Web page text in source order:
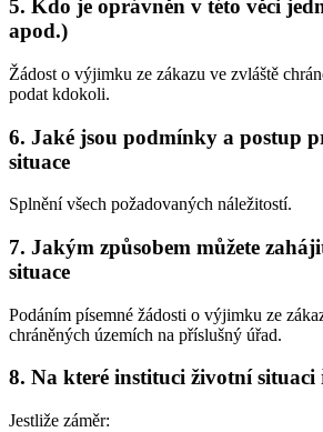
5. Kdo je oprávněn v této věci
apod.)
Žádost o výjimku ze zákazu ve zvláště
podat kdokoli.
6. Jaké jsou podmínky a postup
situace
Splnění všech požadovaných náležitostí.
7. Jakým způsobem můžete
situace
Podáním písemné žádosti o výjimku ze
chráněných územích na příslušný úřad.
8. Na které instituci životní situaci
Jestliže záměr: